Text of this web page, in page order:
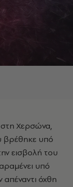
βρέθηκε υπό
εισβολή του
υπό
όχθη